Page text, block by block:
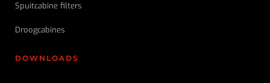
Spuitcabine filters
Droogcabines
DOWNLOADS